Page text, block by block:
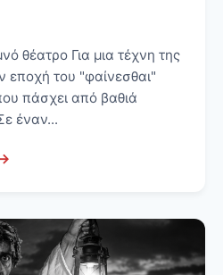
θέατρο Για μια τέχνη της
εποχή του "φαίνεσθαι"
πάσχει από βαθιά
έναν...